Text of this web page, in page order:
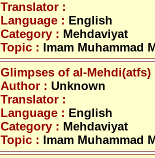
Translator :
Language : English
Category : Mehdaviyat
Topic : Imam Muhammad
Glimpses of al-Mehdi(atfs)
Author : Unknown
Translator :
Language : English
Category : Mehdaviyat
Topic : Imam Muhammad